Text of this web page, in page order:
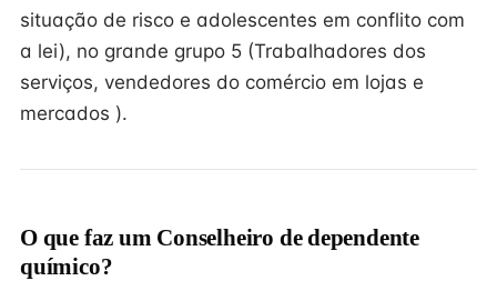
situação de risco e adolescentes em conflito com
a lei), no grande grupo 5 (Trabalhadores dos
serviços, vendedores do comércio em lojas e
mercados ).
O que faz um Conselheiro de dependente
químico?